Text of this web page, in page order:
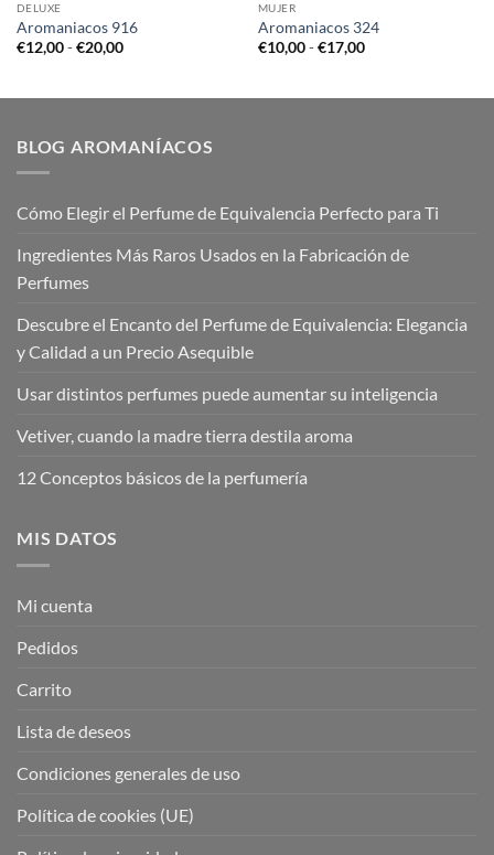
DELUXE
Aromaniacos 916
€12,00 - €20,00Rango
€12,00
MUJER
Aromaniacos 324
€10,00 - €17,00Rango
€10,00
BLOG AROMANÍACOS
Cómo Elegir el Perfume de Equivalencia Perfecto para Ti
Ingredientes Más Raros Usados en la Fabricación de
Perfumes
Descubre el Encanto del Perfume de Equivalencia: Elegancia
y Calidad a un Precio Asequible
Usar distintos perfumes puede aumentar su inteligencia
Vetiver, cuando la madre tierra destila aroma
12 Conceptos básicos de la perfumería
MIS DATOS
Mi cuenta
Pedidos
Carrito
Lista de deseos
Condiciones generales de uso
Política de cookies (UE)